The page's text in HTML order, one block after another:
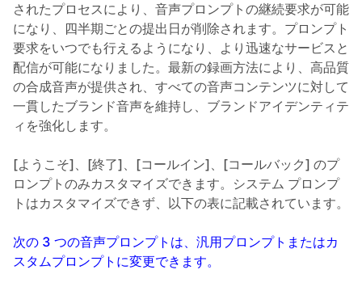
されたプロセスにより、音声プロンプトの継続要求が可能
になり、四半期ごとの提出日が削除されます。プロンプト
要求をいつでも行えるようになり、より迅速なサービスと
配信が可能になりました。最新の録画方法により、高品質
の合成音声が提供され、すべての音声コンテンツに対して
一貫したブランド音声を維持し、ブランドアイデンティテ
ィを強化します。
[ようこそ]、[終了]、[コールイン]、[コールバック] のプ
ロンプトのみカスタマイズできます。システム プロンプ
トはカスタマイズできず、以下の表に記載されています。
次の 3 つの音声プロンプトは、汎用プロンプトまたはカ
スタムプロンプトに変更できます。